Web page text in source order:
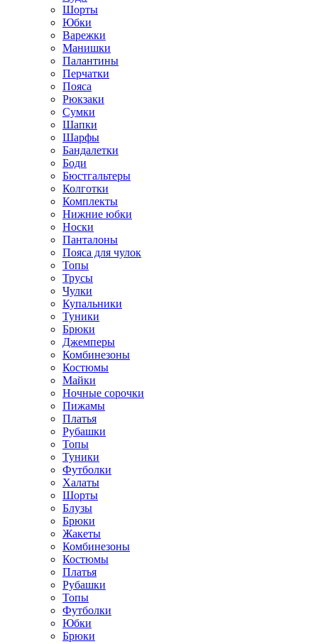
Шорты
Юбки
Варежки
Манишки
Палантины
Перчатки
Пояса
Рюкзаки
Сумки
Шапки
Шарфы
Бандалетки
Боди
Бюстгальтеры
Колготки
Комплекты
Нижние юбки
Носки
Панталоны
Поясa для чулок
Топы
Трусы
Чулки
Купальники
Туники
Брюки
Джемперы
Комбинезоны
Костюмы
Майки
Ночные сорочки
Пижамы
Платья
Рубашки
Топы
Туники
Футболки
Халаты
Шорты
Блузы
Брюки
Жакеты
Комбинезоны
Костюмы
Платья
Рубашки
Топы
Футболки
Юбки
Брюки